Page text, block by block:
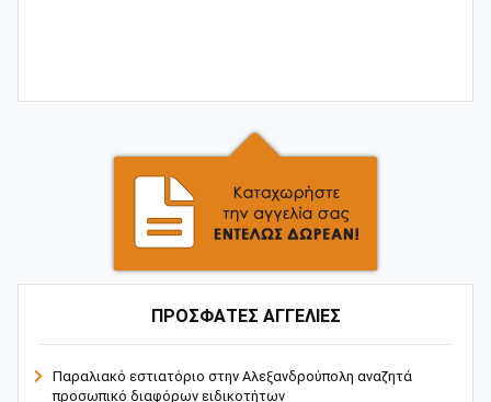
ΠΡΟΣΦΑΤΕΣ ΑΓΓΕΛΙΕΣ
Παραλιακό εστιατόριο στην Αλεξανδρούπολη αναζητά
προσωπικό διαφόρων ειδικοτήτων